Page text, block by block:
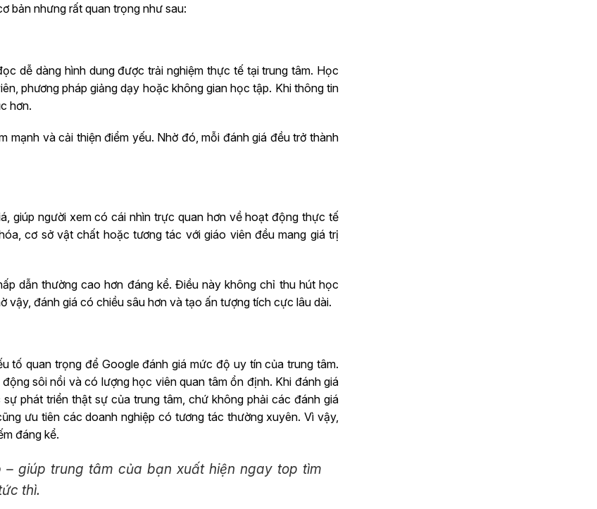
bản nhưng rất quan trọng như sau:
dễ dàng hình dung được trải nghiệm thực tế tại trung tâm. Học
phương pháp giảng dạy hoặc không gian học tập. Khi thông tin
hơn.
mạnh và cải thiện điểm yếu. Nhờ đó, mỗi đánh giá đều trở thành
giúp người xem có cái nhìn trực quan hơn về hoạt động thực tế
cơ sở vật chất hoặc tương tác với giáo viên đều mang giá trị
dẫn thường cao hơn đáng kể. Điều này không chỉ thu hút học
vậy, đánh giá có chiều sâu hơn và tạo ấn tượng tích cực lâu dài.
tố quan trọng để Google đánh giá mức độ uy tín của trung tâm.
sôi nổi và có lượng học viên quan tâm ổn định. Khi đánh giá
phát triển thật sự của trung tâm, chứ không phải các đánh giá
ưu tiên các doanh nghiệp có tương tác thường xuyên. Vì vậy,
đáng kể.
– giúp trung tâm của bạn xuất hiện ngay top tìm
thì.